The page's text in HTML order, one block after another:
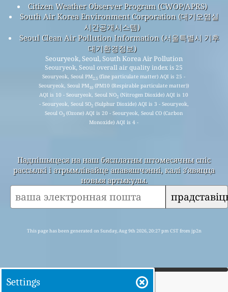
Citizen Weather Observer Program (CWOP/APRS)
South Air Korea Environment Corporation (대기오염실
시간공개시스템)
Seoul Clean Air Pollution Information (서울특별시 기후
대기환경정보)
Seouryeok, Seoul, South Korea Air Pollution
Seouryeok, Seoul overall air quality index is 25
Seouryeok, Seoul PM2.5 (fine particulate matter) AQI is 25 -
Seouryeok, Seoul PM10 (PM10 (Respirable particulate matter))
AQI is 10 - Seouryeok, Seoul NO2 (Nitrogen Dioxide) AQI is 10
- Seouryeok, Seoul SO2(Sulphur Dioxide) AQI is 3 - Seouryeok,
Seoul O3 (Ozone) AQI is 20 - Seouryeok, Seoul CO (Carbon
Monoxide) AQI is 4 -
Падпішыцеся на наш бясплатны штомесячны спіс
рассылкі і атрымлівайце апавяшчэнні, калі з'явяцца
новыя артыкулы.
This page has been generated on Sunday, Aug 9th 2026, 20:27 pm CST from jp2n
Settings